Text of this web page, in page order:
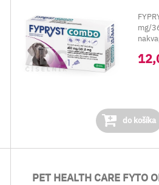
mg/
do košíka
PET HEALTH CARE FYTO